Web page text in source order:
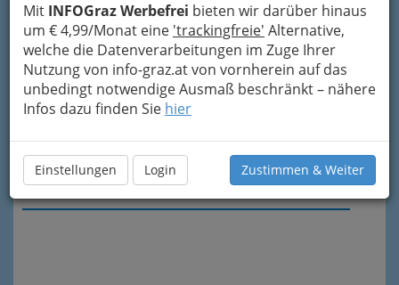
Mit INFOGraz Werbefrei bieten wir darüber hinaus
um € 4,99/Monat eine 'trackingfreie' Alternative,
welche die Datenverarbeitungen im Zuge Ihrer
Nutzung von info-graz.at von vornherein auf das
unbedingt notwendige Ausmaß beschränkt – nähere
Infos dazu finden Sie hier
Einstellungen Login Zustimmen & Weiter
Meine Nachricht senden